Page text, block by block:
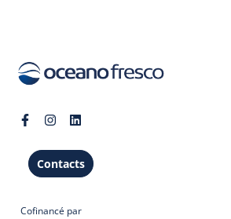
Contacts
Cofinancé par